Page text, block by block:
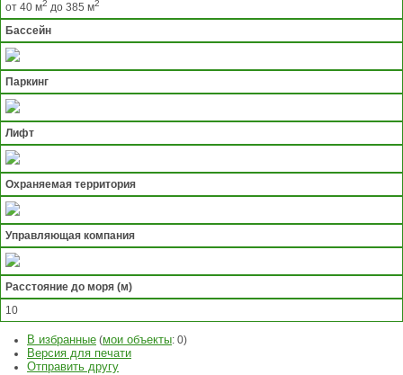
от 40 м2 до 385 м2
Бассейн
Паркинг
Лифт
Охраняемая территория
Управляющая компания
Расстояние до моря (м)
10
В избранные (мои объекты: 0)
Версия для печати
Отправить другу